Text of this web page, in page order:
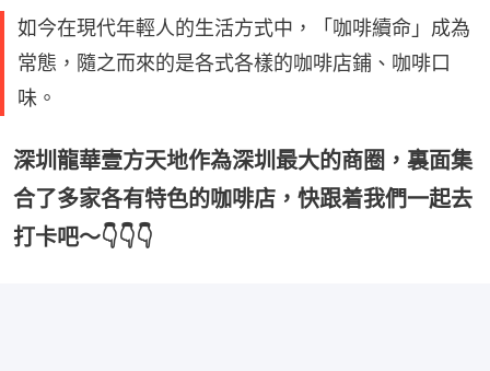
如今在現代年輕人的生活方式中，「咖啡續命」成為
常態，隨之而來的是各式各樣的咖啡店鋪、咖啡口
味。
深圳龍華壹方天地作為深圳最大的商圈，裏面集
合了多家各有特色的咖啡店，快跟着我們一起去
打卡吧～👇👇👇